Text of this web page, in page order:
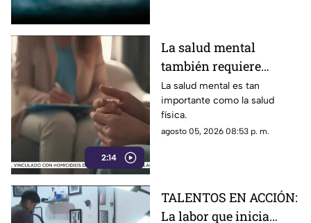
2:14
La salud mental
también requiere
atención
La salud mental es tan
importante como la salud
física.
agosto 05, 2026 08:53 p. m.
TALENTOS EN ACCIÓN:
La labor que inicia